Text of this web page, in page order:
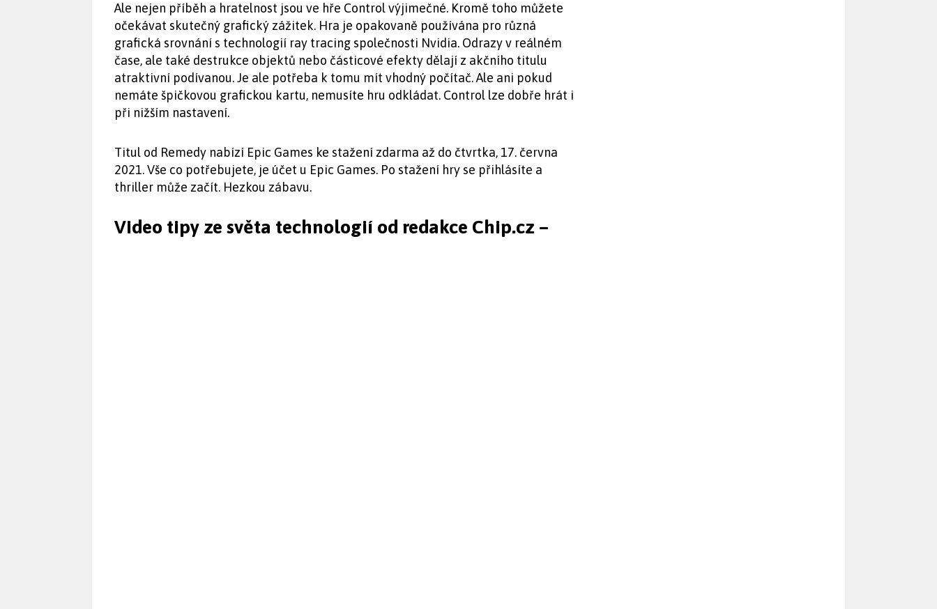
Ale nejen příběh a hratelnost jsou ve hře Control výjimečné. Kromě toho můžete
očekávat skutečný grafický zážitek. Hra je opakovaně používána pro různá
grafická srovnání s technologií ray tracing společnosti Nvidia. Odrazy v reálném
čase, ale také destrukce objektů nebo částicové efekty dělají z akčního titulu
atraktivní podívanou. Je ale potřeba k tomu mít vhodný počítač. Ale ani pokud
nemáte špičkovou grafickou kartu, nemusíte hru odkládat. Control lze dobře hrát i
při nižším nastavení.
Titul od Remedy nabízí Epic Games ke stažení zdarma až do čtvrtka, 17. června
2021. Vše co potřebujete, je účet u Epic Games. Po stažení hry se přihlásíte a
thriller může začít. Hezkou zábavu.
Video tipy ze světa technologií od redakce Chip.cz –